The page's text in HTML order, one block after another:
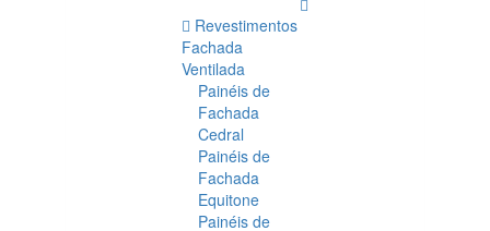
Revestimentos
Fachada
Ventilada
Painéis de
Fachada
Cedral
Painéis de
Fachada
Equitone
Painéis de